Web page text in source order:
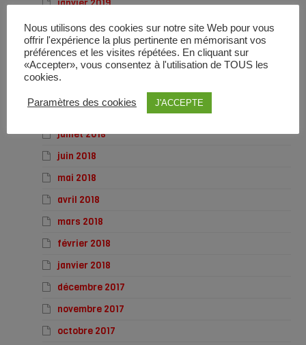
janvier 2019
décembre 2018
novembre 2018
octobre 2018
juillet 2018
juin 2018
mai 2018
avril 2018
mars 2018
février 2018
janvier 2018
décembre 2017
novembre 2017
octobre 2017
Nous utilisons des cookies sur notre site Web pour vous
offrir l'expérience la plus pertinente en mémorisant vos
préférences et les visites répétées. En cliquant sur
«Accepter», vous consentez à l'utilisation de TOUS les
cookies.
Paramètres des cookies J'ACCEPTE